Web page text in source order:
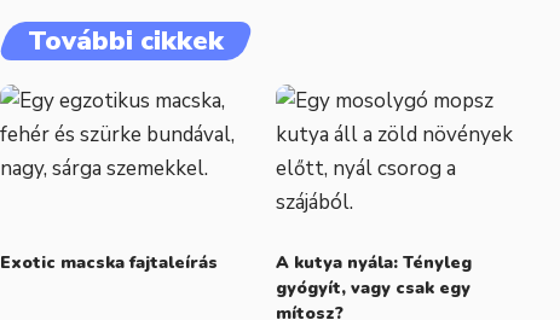
További cikkek
Exotic macska fajtaleírás
A kutya nyála: Tényleg
gyógyít, vagy csak egy
mítosz?